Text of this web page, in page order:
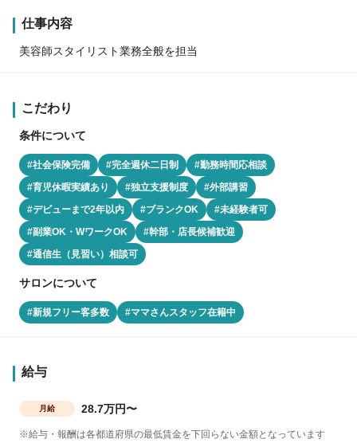
仕事内容
美容師スタイリスト業務全般を担当
こだわり
条件について
#社会保険完備 #完全週休二日制
#勤務時間応相談
#育児休暇実績あり
#独立支援制度
#外部講習
#デビューまで2年以内
#ブランクOK
#未経験者可
#副業OK・WワークOK
#幹部・店長候補歓迎
#通信生（見習い）相談可
サロンについて
#新規フリー客多数 #ママさんスタッフ在籍中
給与
月給 28.7万円〜
※給与・報酬は各都道府県の最低賃金を下回らない金額となっています